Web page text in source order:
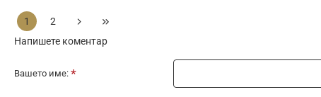
1
2
Напишете коментар
Вашето име: